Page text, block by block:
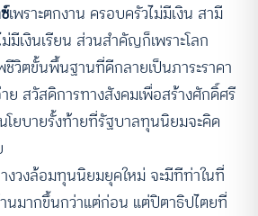
เพราะตกงาน ครอบครัวไม่มีเงิน สามี
เงินเรียน ส่วนสำคัญก็เพราะโลก
ตขั้นพื้นฐานที่ดีกลายเป็นภาระราคา
ย สวัสดิการทางสังคมเพื่อสร้างศักดิ์ศรี
โยบายรั้งท้ายที่รัฐบาลทุนนิยมจะคิด
วงล้อมทุนนิยมยุคใหม่ จะมีทีท่าในที่
นมากขึ้นกว่าแต่ก่อน แต่ปิตาธิปไตยที่